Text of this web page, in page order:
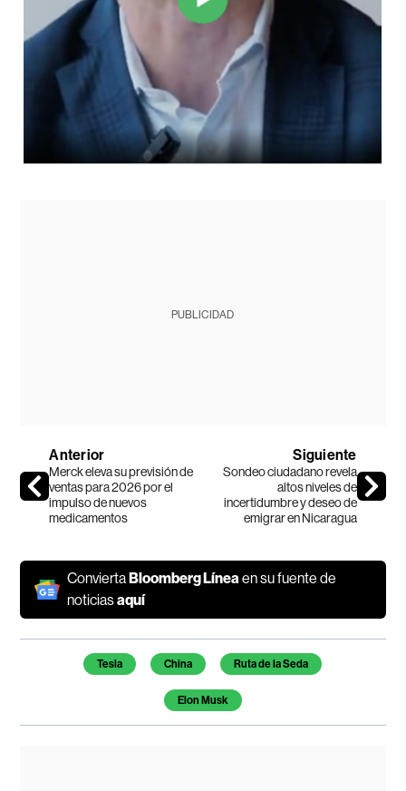
PUBLICIDAD
Anterior
Merck eleva su previsión de
ventas para 2026 por el
impulso de nuevos
medicamentos
Siguiente
Sondeo ciudadano revela
altos niveles de
incertidumbre y deseo de
emigrar en Nicaragua
ConviertaBloomberg Líneaen su fuente de
noticiasaquí
Temas de este artículo
Tesla China Ruta de la Seda
Elon Musk